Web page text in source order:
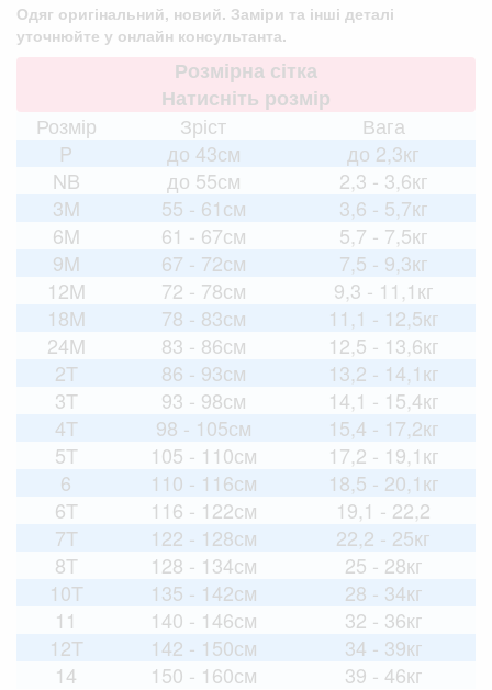
Одяг оригінальний, новий. Заміри та інші деталі
уточнюйте у онлайн консультанта.
Розмірна сітка
Натисніть розмір
Розмір
Зріст
Вага
P
до 43см
до 2,3кг
NB
до 55см
2,3 - 3,6кг
3M
55 - 61см
3,6 - 5,7кг
6M
61 - 67см
5,7 - 7,5кг
9M
67 - 72см
7,5 - 9,3кг
12M
72 - 78см
9,3 - 11,1кг
18M
78 - 83см
11,1 - 12,5кг
24M
83 - 86см
12,5 - 13,6кг
2T
86 - 93см
13,2 - 14,1кг
3T
93 - 98см
14,1 - 15,4кг
4T
98 - 105см
15,4 - 17,2кг
5T
105 - 110см
17,2 - 19,1кг
6
110 - 116см
18,5 - 20,1кг
6T
116 - 122см
19,1 - 22,2
7T
122 - 128см
22,2 - 25кг
8T
128 - 134см
25 - 28кг
10T
135 - 142см
28 - 34кг
11
140 - 146см
32 - 36кг
12T
142 - 150см
34 - 39кг
14
150 - 160см 39 - 46кг